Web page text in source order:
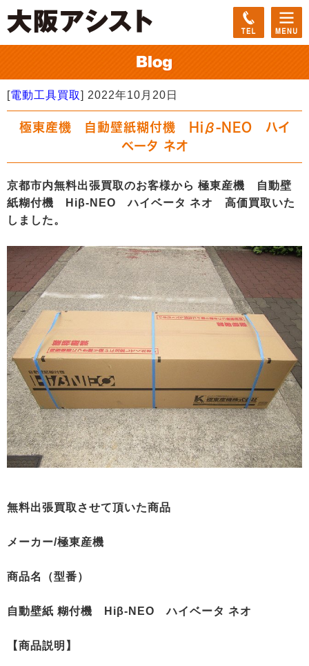
[電動工具買取] 2022年10月20日
極東産機 自動壁紙糊付機 Hiβ-NEO ハイ
ベータ ネオ
京都市内無料出張買取のお客様から 極東産機 自動壁
紙糊付機 Hiβ-NEO ハイベータ ネオ 高価買取いた
しました。
無料出張買取させて頂いた商品
メーカー/極東産機
商品名（型番）
自動壁紙 糊付機 Hiβ-NEO ハイベータ ネオ
【商品説明】